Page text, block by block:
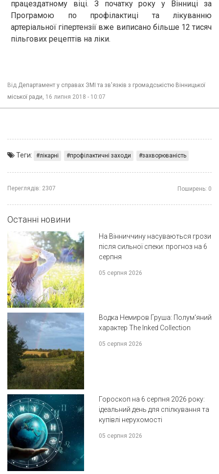
працездатному віці. З початку року у Вінниці за
Програмою по профілактиці та лікуванню
артеріальної гіпертензії вже виписано більше 12 тисяч
пільгових рецептів на ліки.
Від Департамент у справах ЗМІ та зв'язків з громадськістю Вінницької
міської ради, 16 липня 2018 - 10:07
Теги: лікарні профілактичні заходи захворюваність
Переглядів: 2307 Поширень: 0
Останні новини
На Вінниччину насуваються грози
після сильної спеки: прогноз на 6
серпня
05 серпня 2026
Водка Немиров Груша: Полум'яний
характер The Inked Collection
05 серпня 2026
Гороскоп на 6 серпня 2026 року:
ідеальний день для спілкування та
купівлі нерухомості
05 серпня 2026